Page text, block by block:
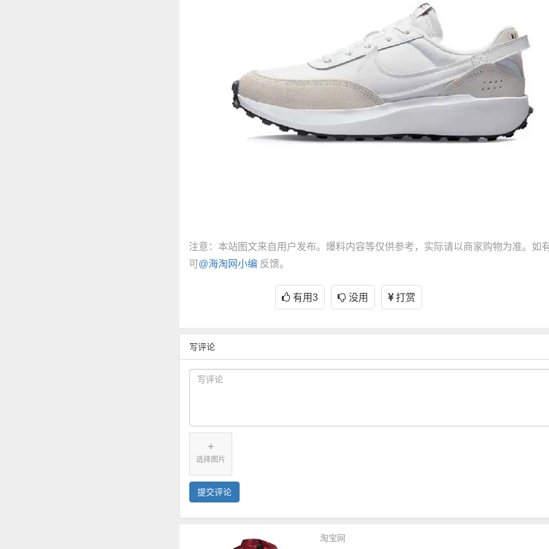
注意：本站图文来自用户发布。爆料内容等仅供参考，实际请以商家购物为准。如
可@海淘网小编 反馈。
有用3 没用 打赏
写评论
+
选择图片
提交评论
淘宝网